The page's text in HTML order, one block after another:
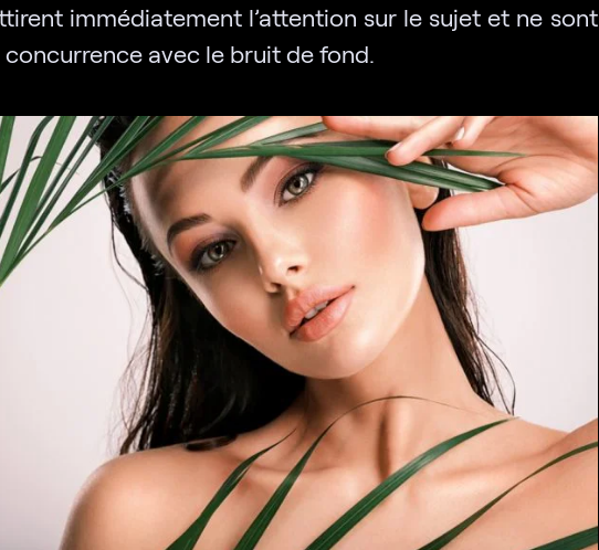
immédiatement l’attention sur le sujet et ne sont
concurrence avec le bruit de fond.